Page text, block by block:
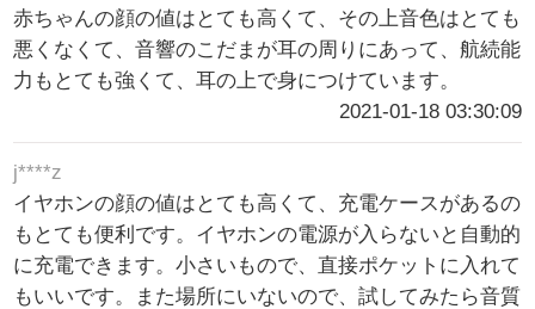
赤ちゃんの顔の値はとても高くて、その上音色はとても
悪くなくて、音響のこだまが耳の周りにあって、航続能
力もとても強くて、耳の上で身につけています。
2021-01-18 03:30:09
j****z
イヤホンの顔の値はとても高くて、充電ケースがあるの
もとても便利です。イヤホンの電源が入らないと自動的
に充電できます。小さいもので、直接ポケットに入れて
もいいです。また場所にいないので、試してみたら音質